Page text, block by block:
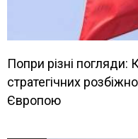
Попри різні погляди:
стратегічних
Європою